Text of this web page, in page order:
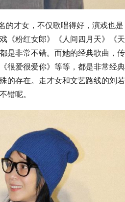
的才女，不仅歌唱得好，演戏也是
《粉红女郎》《人间四月天》《天
是非常不错。而她的经典歌曲，传
很爱很爱你》等等，都是非常经典
的存在。走才女和文艺路线的刘若
错呢。